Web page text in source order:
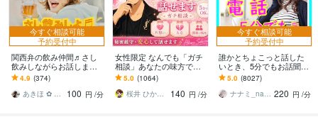
今すぐ相談可能
予約受付中
関西弁の飲み仲間♬さし
飲みしながらお話します
何となく話したい✨酔った
時のいい気分のまま⭐︎お話
しましょう
4.9 (374)
あきほ ✿ 元気を届ける関西女子✨
100 円 /分
女性限定 なんでも「ガチ
相談」あなたの味方で話
ます 男性目線で、あなた
の恋の“答え”を言葉にしま
す。
5.0 (1064)
桜井 ひかる｜経験豊富の恋愛相談室
140 円 /分
今すぐ相談可能
予約受付中
誰かとちょこっと話した
いとき、5分でもお話聞き
ます 疲れた～、でもカウ
ンセリングじゃない、な
んとなく雑談聞いて～
5.0 (8027)
ナナミ_nanami 220 円 /分